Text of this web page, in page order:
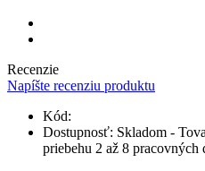
Recenzie
Napíšte recenziu produktu
Kód:
Dostupnosť: Skladom -
priebehu 2 až 8 pracovných